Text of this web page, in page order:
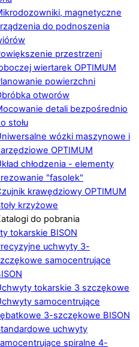
magnetyczne
do podnoszenia
przestrzeni
wiertarek OPTIMUM
powierzchni
otworów
detali bezpośrednio
stołu
wózki maszynowe i
OPTIMUM
chłodzenia - elementy
"fasolek"
krawędziowy OPTIMUM
krzyżowe
do pobrania
tokarskie BISON
uchwyty 3-
samocentrujące
tokarskie 3 szczękowe
samocentrujące
3-szczękowe BISON
uchwyty
spiralne 4-